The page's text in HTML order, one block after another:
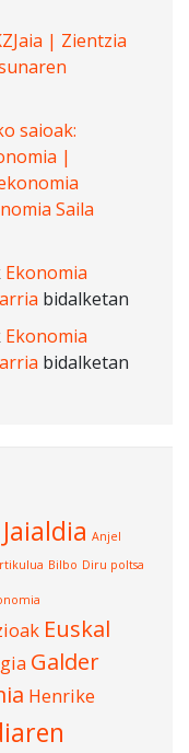
| Zientzia
saioak:
|
Saila
Ekonomia
bidalketan
Ekonomia
bidalketan
Anjel
Bilbo Diru poltsa
Euskal
Galder
Henrike